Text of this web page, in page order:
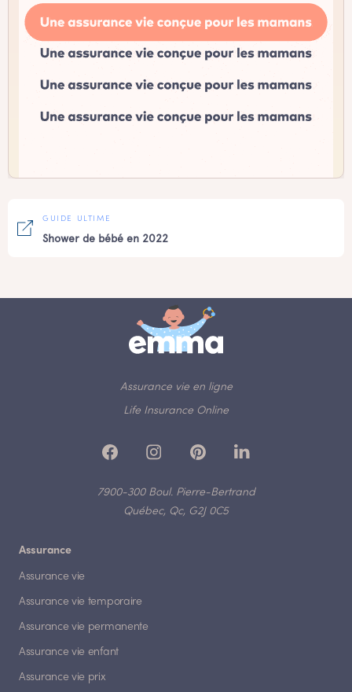
GUIDE ULTIME
Shower de bébé en 2022
Assurance vie en ligne
Life Insurance Online
7900-300 Boul. Pierre-Bertrand
Québec, Qc, G2J 0C5
Assurance
Assurance vie
Assurance vie temporaire
Assurance vie permanente
Assurance vie enfant
Assurance vie prix